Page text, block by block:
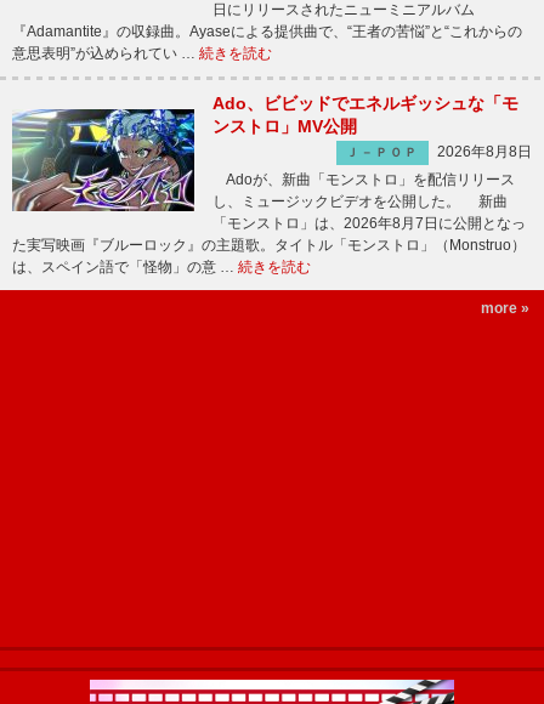
日にリリースされたニューミニアルバム
『Adamantite』の収録曲。Ayaseによる提供曲で、“王者の苦悩”と“これからの
意思表明”が込められてい … 続きを読む
Ado、ビビッドでエネルギッシュな「モ
ンストロ」MV公開
Ｊ－ＰＯＰ
2026年8月8日
Adoが、新曲「モンストロ」を配信リリース
し、ミュージックビデオを公開した。 新曲
「モンストロ」は、2026年8月7日に公開となっ
た実写映画『ブルーロック』の主題歌。タイトル「モンストロ」（Monstruo）
は、スペイン語で「怪物」の意 … 続きを読む
more »